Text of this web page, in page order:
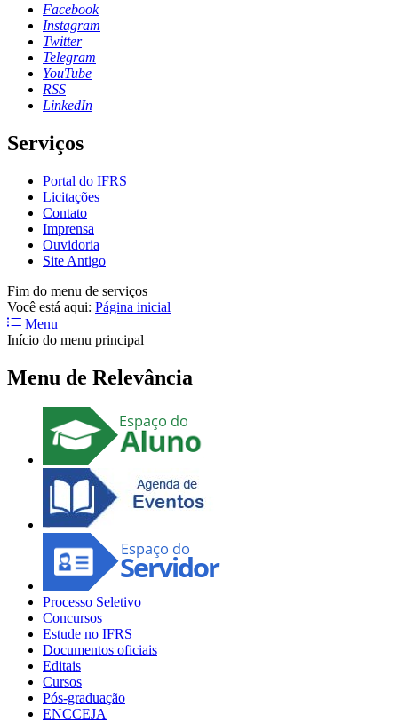
Facebook
Instagram
Twitter
Telegram
YouTube
RSS
LinkedIn
Serviços
Portal do IFRS
Licitações
Contato
Imprensa
Ouvidoria
Site Antigo
Fim do menu de serviços
Você está aqui: Página inicial
Menu
Início do menu principal
Menu de Relevância
Processo Seletivo
Concursos
Estude no IFRS
Documentos oficiais
Editais
Cursos
Pós-graduação
ENCCEJA